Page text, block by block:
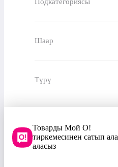
Шаар
Түрү
Товарды Мой О!
тиркемесинен сатып ала
аласыз